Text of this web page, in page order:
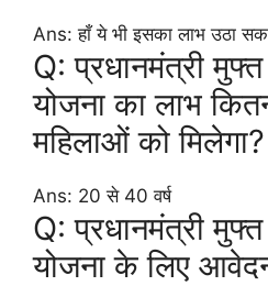
Ans: हाँ ये भी इसका लाभ उठा
Q: प्रधानमंत्री
योजना का लाभ
महिलाओं को मिलेगा?
Ans: 20 से 40 वर्ष
Q: प्रधानमंत्री
योजना के लिए